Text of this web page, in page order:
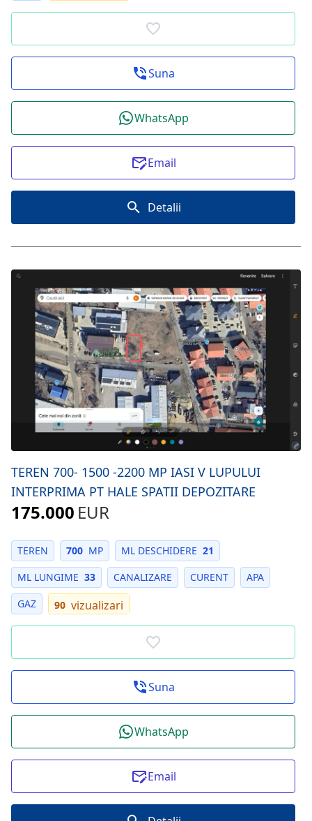
Suna
WhatsApp
Email
Detalii
TEREN 700- 1500 -2200 MP IASI V LUPULUI
INTERPRIMA PT HALE SPATII DEPOZITARE
175.000 EUR
TEREN MP
700 ML DESCHIDERE 21
ML LUNGIME 33 CANALIZARE CURENT
APA
GAZ
vizualizari
90
Suna
WhatsApp
Email